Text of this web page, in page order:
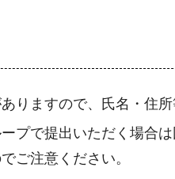
りますので、氏名・住
プで提出いただく場合
ご注意ください。